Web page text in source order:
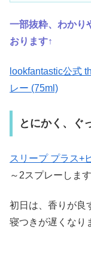
一部抜粋、わかり
おります↑
lookfantastic公式
レー (75ml)
とにかく、ぐ
スリープ プラス+
～2スプレーします
初日は、香りが良
寝つきが遅くなり